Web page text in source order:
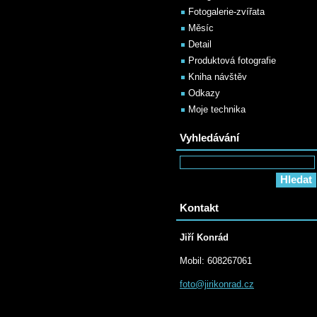
Fotogalerie-zvířata
Měsíc
Detail
Produktová fotografie
Kniha návštěv
Odkazy
Moje technika
Vyhledávání
Kontakt
Jiří Konrád
Mobil: 608267061
foto@jirikonrad.cz